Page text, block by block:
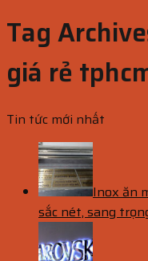
Tag
giá rẻ
Tin tức mới nhất
Inox ăn
sắc nét, sang